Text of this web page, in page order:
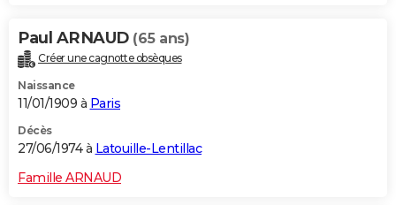
Paul ARNAUD (65 ans)
Créer une cagnotte obsèques
Naissance
11/01/1909 à Paris
Décès
27/06/1974 à Latouille-Lentillac
Famille ARNAUD